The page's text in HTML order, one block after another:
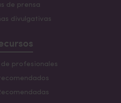
de prensa
divulgativas
de profesionales